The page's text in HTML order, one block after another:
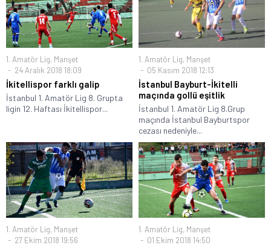
1. Amatör Lig, Manşet
24 Aralık 2018 18:09
İkitellispor farklı galip
İstanbul 1. Amatör Lig 8. Grupta
ligin 12. Haftası İkitellispor...
1. Amatör Lig, Manşet
05 Kasım 2018 12:13
İstanbul Bayburt-İkitelli
maçında gollü eşitlik
İstanbul 1. Amatör Lig 8.Grup
maçında İstanbul Bayburtspor
cezası nedeniyle...
1. Amatör Lig, Manşet
27 Ekim 2018 19:56
1. Amatör Lig, Manşet
01 Ekim 2018 14:50